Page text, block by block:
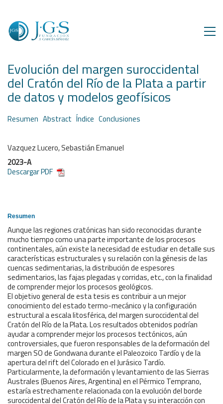
Evolución del margen suroccidental
del Cratón del Río de la Plata a partir
de datos y modelos geofísicos
Resumen Abstract Índice Conclusiones
Vazquez Lucero, Sebastián Emanuel
2023-A
Descargar PDF
Resumen
Aunque las regiones cratónicas han sido reconocidas durante
mucho tiempo como una parte importante de los procesos
continentales, aún existe la necesidad de estudiar en detalle sus
características estructurales y su relación con la génesis de las
cuencas sedimentarias, la distribución de espesores
sedimentarios, las fajas plegadas y corridas, etc., con la finalidad
de comprender mejor los procesos geológicos.
El objetivo general de esta tesis es contribuir a un mejor
conocimiento del estado termo-mecánico y la configuración
estructural a escala litosférica, del margen suroccidental del
Cratón del Río de la Plata. Los resultados obtenidos podrían
ayudar a comprender mejor los procesos tectónicos, aún
controversiales, que fueron responsables de la deformación del
margen SO de Gondwana durante el Paleozoico Tardío y de la
apertura del rift del Colorado en el Jurásico Tardío.
Particularmente, la deformación y levantamiento de las Sierras
Australes (Buenos Aires, Argentina) en el Pérmico Temprano,
estaría estrechamente relacionada con la evolución del borde
suroccidental del Cratón del Río de la Plata y su interacción con